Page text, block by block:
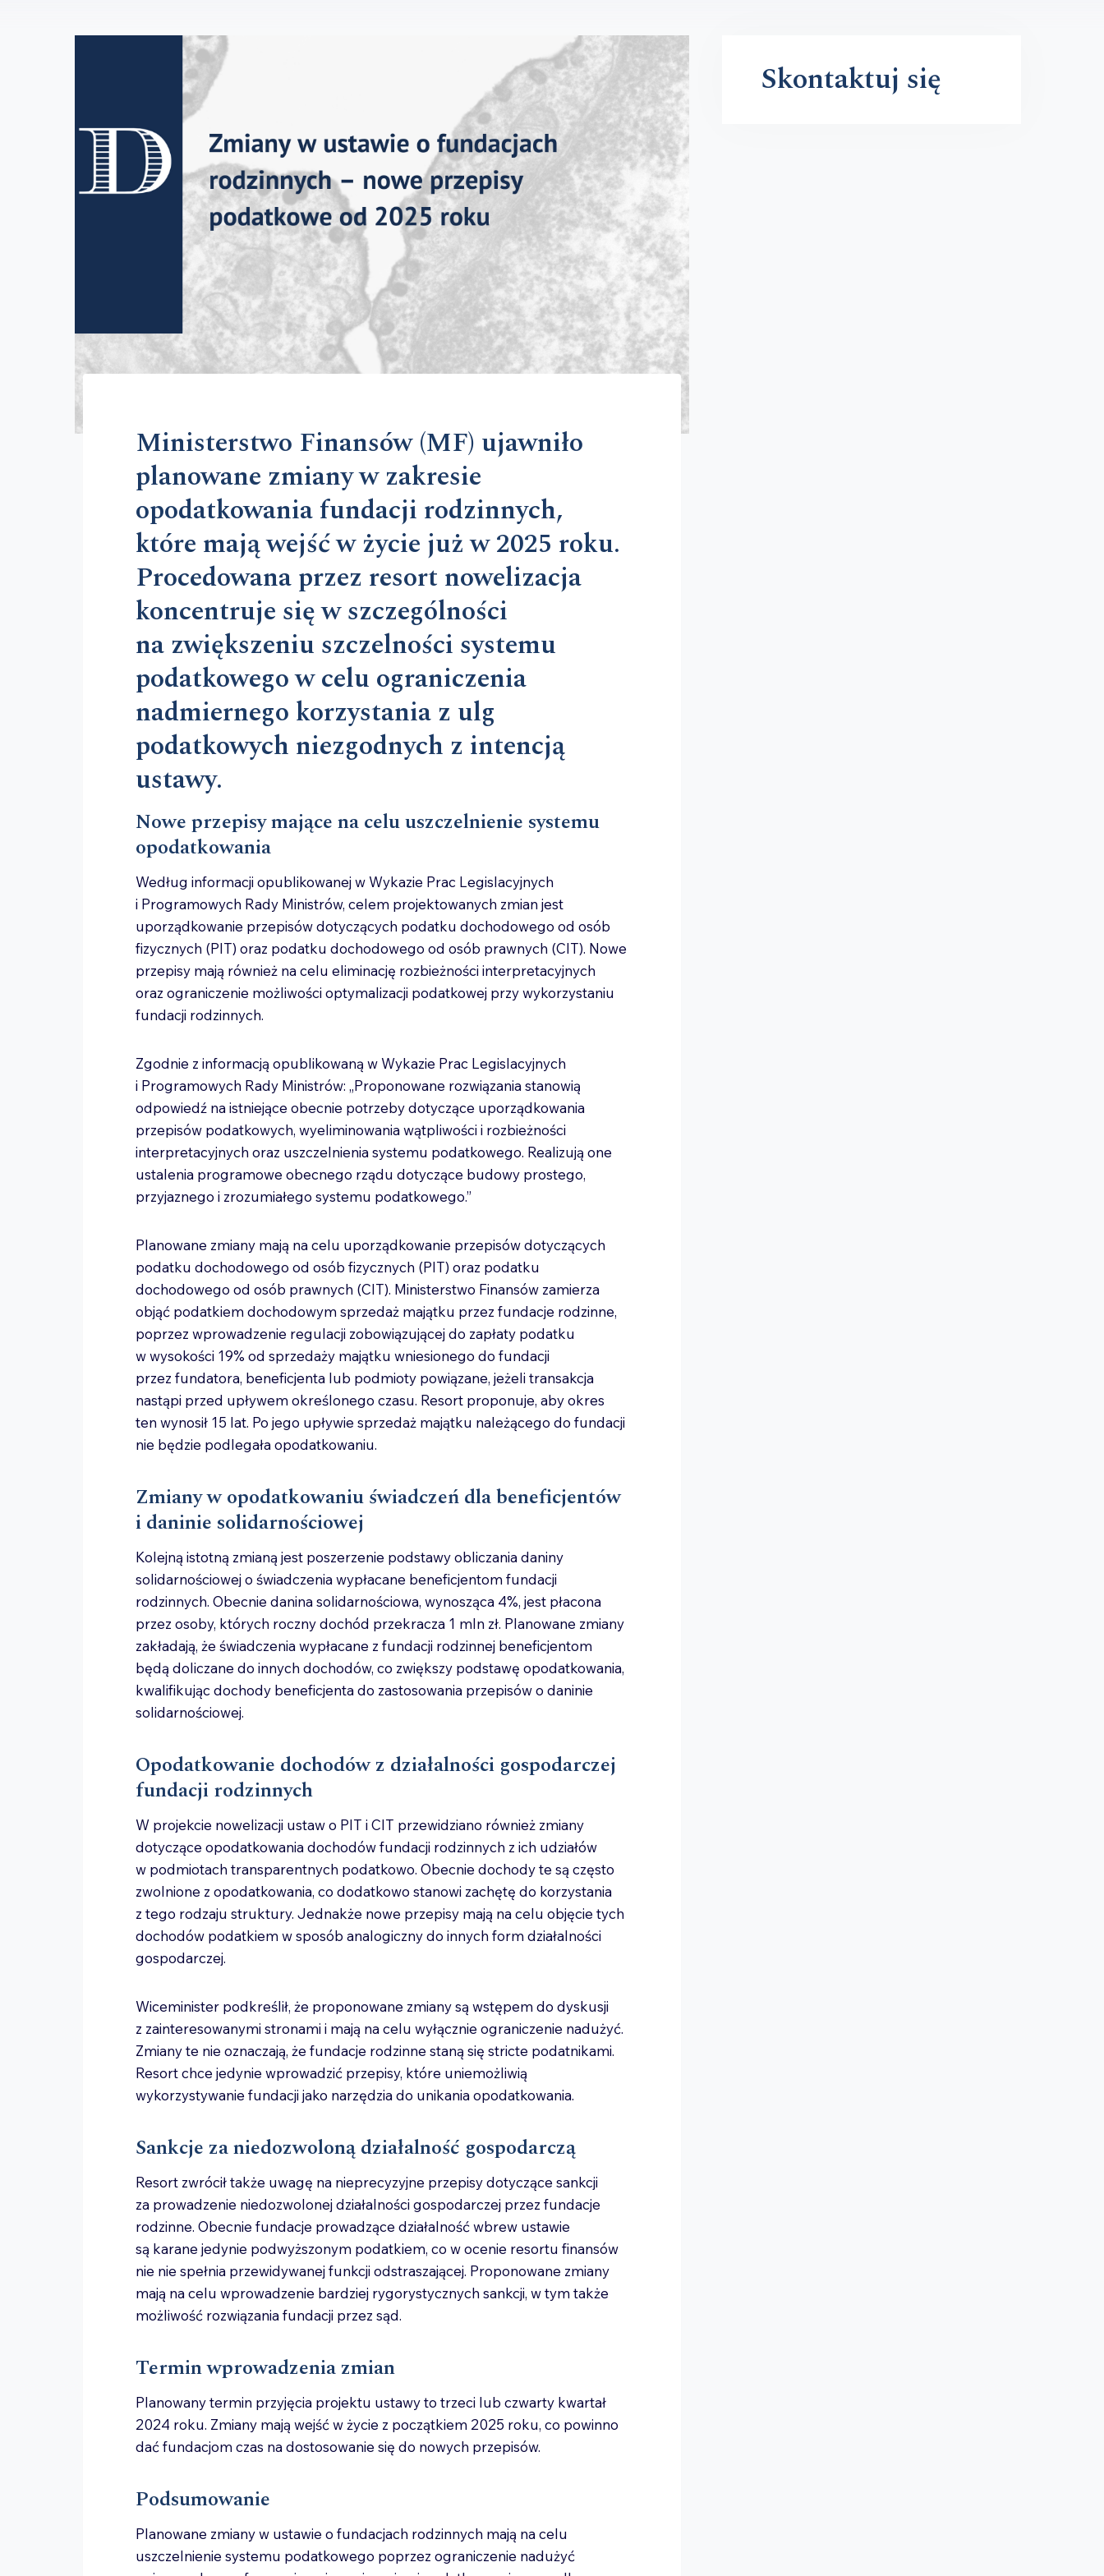
Ministerstwo Finansów (MF) ujawniło
planowane zmiany w zakresie
opodatkowania fundacji rodzinnych,
które mają wejść w życie już w 2025 roku.
Procedowana przez resort nowelizacja
koncentruje się w szczególności
na zwiększeniu szczelności systemu
podatkowego w celu ograniczenia
nadmiernego korzystania z ulg
podatkowych niezgodnych z intencją
ustawy.
Nowe przepisy mające na celu uszczelnienie systemu
opodatkowania
Według informacji opublikowanej w Wykazie Prac Legislacyjnych
i Programowych Rady Ministrów, celem projektowanych zmian jest
uporządkowanie przepisów dotyczących podatku dochodowego od osób
fizycznych (PIT) oraz podatku dochodowego od osób prawnych (CIT). Nowe
przepisy mają również na celu eliminację rozbieżności interpretacyjnych
oraz ograniczenie możliwości optymalizacji podatkowej przy wykorzystaniu
fundacji rodzinnych.
Zgodnie z informacją opublikowaną w Wykazie Prac Legislacyjnych
i Programowych Rady Ministrów: „Proponowane rozwiązania stanowią
odpowiedź na istniejące obecnie potrzeby dotyczące uporządkowania
przepisów podatkowych, wyeliminowania wątpliwości i rozbieżności
interpretacyjnych oraz uszczelnienia systemu podatkowego. Realizują one
ustalenia programowe obecnego rządu dotyczące budowy prostego,
przyjaznego i zrozumiałego systemu podatkowego.”
Planowane zmiany mają na celu uporządkowanie przepisów dotyczących
podatku dochodowego od osób fizycznych (PIT) oraz podatku
dochodowego od osób prawnych (CIT). Ministerstwo Finansów zamierza
objąć podatkiem dochodowym sprzedaż majątku przez fundacje rodzinne,
poprzez wprowadzenie regulacji zobowiązującej do zapłaty podatku
w wysokości 19% od sprzedaży majątku wniesionego do fundacji
przez fundatora, beneficjenta lub podmioty powiązane, jeżeli transakcja
nastąpi przed upływem określonego czasu. Resort proponuje, aby okres
ten wynosił 15 lat. Po jego upływie sprzedaż majątku należącego do fundacji
nie będzie podlegała opodatkowaniu.
Zmiany w opodatkowaniu świadczeń dla beneficjentów
i daninie solidarnościowej
Kolejną istotną zmianą jest poszerzenie podstawy obliczania daniny
solidarnościowej o świadczenia wypłacane beneficjentom fundacji
rodzinnych. Obecnie danina solidarnościowa, wynosząca 4%, jest płacona
przez osoby, których roczny dochód przekracza 1 mln zł. Planowane zmiany
zakładają, że świadczenia wypłacane z fundacji rodzinnej beneficjentom
będą doliczane do innych dochodów, co zwiększy podstawę opodatkowania,
kwalifikując dochody beneficjenta do zastosowania przepisów o daninie
solidarnościowej.
Opodatkowanie dochodów z działalności gospodarczej
fundacji rodzinnych
W projekcie nowelizacji ustaw o PIT i CIT przewidziano również zmiany
dotyczące opodatkowania dochodów fundacji rodzinnych z ich udziałów
w podmiotach transparentnych podatkowo. Obecnie dochody te są często
zwolnione z opodatkowania, co dodatkowo stanowi zachętę do korzystania
z tego rodzaju struktury. Jednakże nowe przepisy mają na celu objęcie tych
dochodów podatkiem w sposób analogiczny do innych form działalności
gospodarczej.
Wiceminister podkreślił, że proponowane zmiany są wstępem do dyskusji
z zainteresowanymi stronami i mają na celu wyłącznie ograniczenie nadużyć.
Zmiany te nie oznaczają, że fundacje rodzinne staną się stricte podatnikami.
Resort chce jedynie wprowadzić przepisy, które uniemożliwią
wykorzystywanie fundacji jako narzędzia do unikania opodatkowania.
Sankcje za niedozwoloną działalność gospodarczą
Resort zwrócił także uwagę na nieprecyzyjne przepisy dotyczące sankcji
za prowadzenie niedozwolonej działalności gospodarczej przez fundacje
rodzinne. Obecnie fundacje prowadzące działalność wbrew ustawie
są karane jedynie podwyższonym podatkiem, co w ocenie resortu finansów
nie nie spełnia przewidywanej funkcji odstraszającej. Proponowane zmiany
mają na celu wprowadzenie bardziej rygorystycznych sankcji, w tym także
możliwość rozwiązania fundacji przez sąd.
Termin wprowadzenia zmian
Planowany termin przyjęcia projektu ustawy to trzeci lub czwarty kwartał
2024 roku. Zmiany mają wejść w życie z początkiem 2025 roku, co powinno
dać fundacjom czas na dostosowanie się do nowych przepisów.
Podsumowanie
Planowane zmiany w ustawie o fundacjach rodzinnych mają na celu
uszczelnienie systemu podatkowego poprzez ograniczenie nadużyć
Skontaktuj się